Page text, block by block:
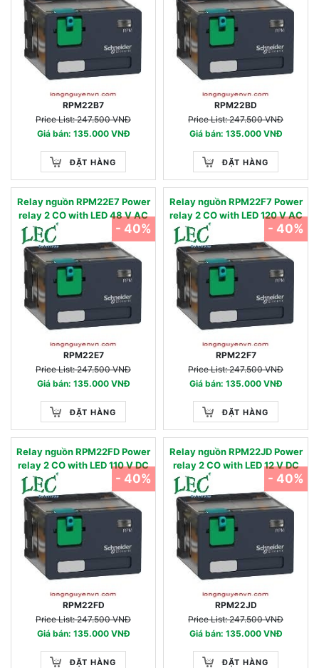
RPM22B7
Price List: 247.500 VNĐ
Giá bán: 135.000 VNĐ
ĐẶT HÀNG
RPM22BD
Price List: 247.500 VNĐ
Giá bán: 135.000 VNĐ
ĐẶT HÀNG
Relay nguồn RPM22E7 Power
relay 2 CO with LED 48 V AC
RPM22E7
Price List: 247.500 VNĐ
Giá bán: 135.000 VNĐ
ĐẶT HÀNG
- 40%
Relay nguồn RPM22F7 Power
relay 2 CO with LED 120 V AC
RPM22F7
Price List: 247.500 VNĐ
Giá bán: 135.000 VNĐ
ĐẶT HÀNG
- 40%
Relay nguồn RPM22FD Power
relay 2 CO with LED 110 V DC
RPM22FD
Price List: 247.500 VNĐ
Giá bán: 135.000 VNĐ
ĐẶT HÀNG
- 40%
Relay nguồn RPM22JD Power
relay 2 CO with LED 12 V DC
RPM22JD
Price List: 247.500 VNĐ
Giá bán: 135.000 VNĐ
ĐẶT HÀNG
- 40%